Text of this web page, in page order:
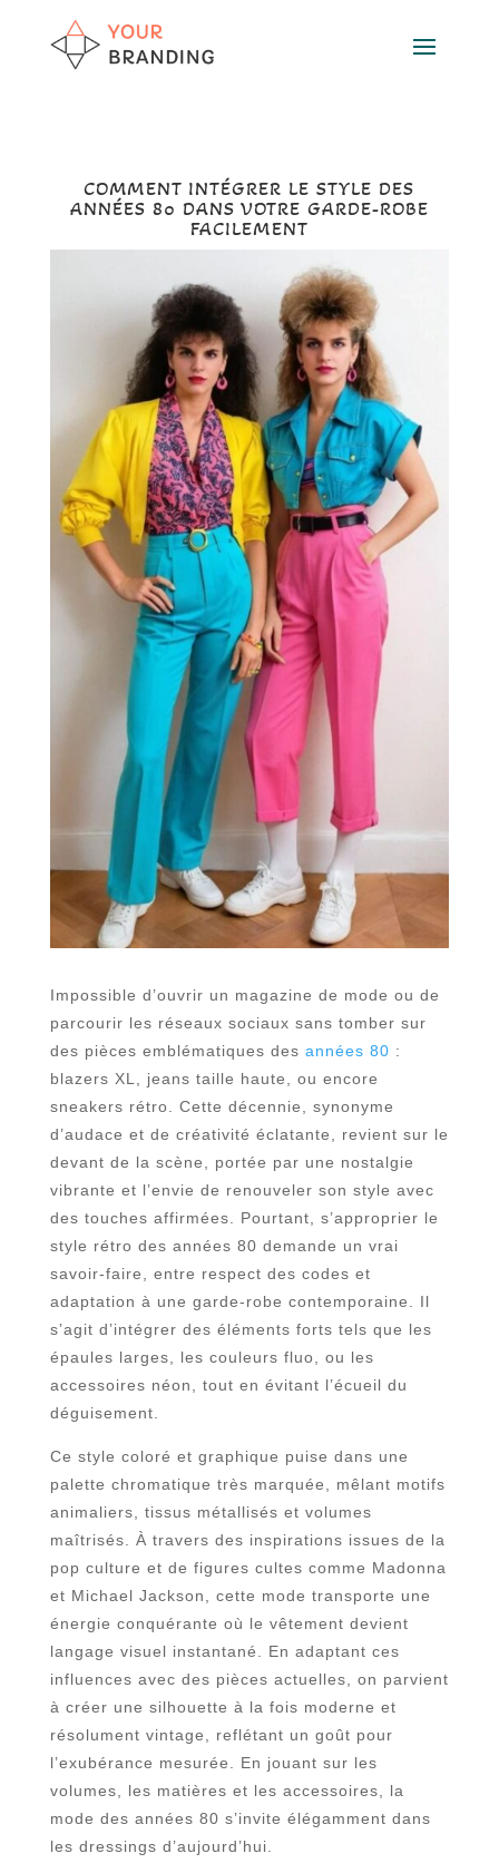
COMMENT INTÉGRER LE STYLE DES
ANNÉES 80 DANS VOTRE GARDE-ROBE
FACILEMENT
Impossible d’ouvrir un magazine de mode ou de
parcourir les réseaux sociaux sans tomber sur
des pièces emblématiques des années 80 :
blazers XL, jeans taille haute, ou encore
sneakers rétro. Cette décennie, synonyme
d’audace et de créativité éclatante, revient sur le
devant de la scène, portée par une nostalgie
vibrante et l’envie de renouveler son style avec
des touches affirmées. Pourtant, s’approprier le
style rétro des années 80 demande un vrai
savoir-faire, entre respect des codes et
adaptation à une garde-robe contemporaine. Il
s’agit d’intégrer des éléments forts tels que les
épaules larges, les couleurs fluo, ou les
accessoires néon, tout en évitant l’écueil du
déguisement.
Ce style coloré et graphique puise dans une
palette chromatique très marquée, mêlant motifs
animaliers, tissus métallisés et volumes
maîtrisés. À travers des inspirations issues de la
pop culture et de figures cultes comme Madonna
et Michael Jackson, cette mode transporte une
énergie conquérante où le vêtement devient
langage visuel instantané. En adaptant ces
influences avec des pièces actuelles, on parvient
à créer une silhouette à la fois moderne et
résolument vintage, reflétant un goût pour
l’exubérance mesurée. En jouant sur les
volumes, les matières et les accessoires, la
mode des années 80 s’invite élégamment dans
les dressings d’aujourd’hui.